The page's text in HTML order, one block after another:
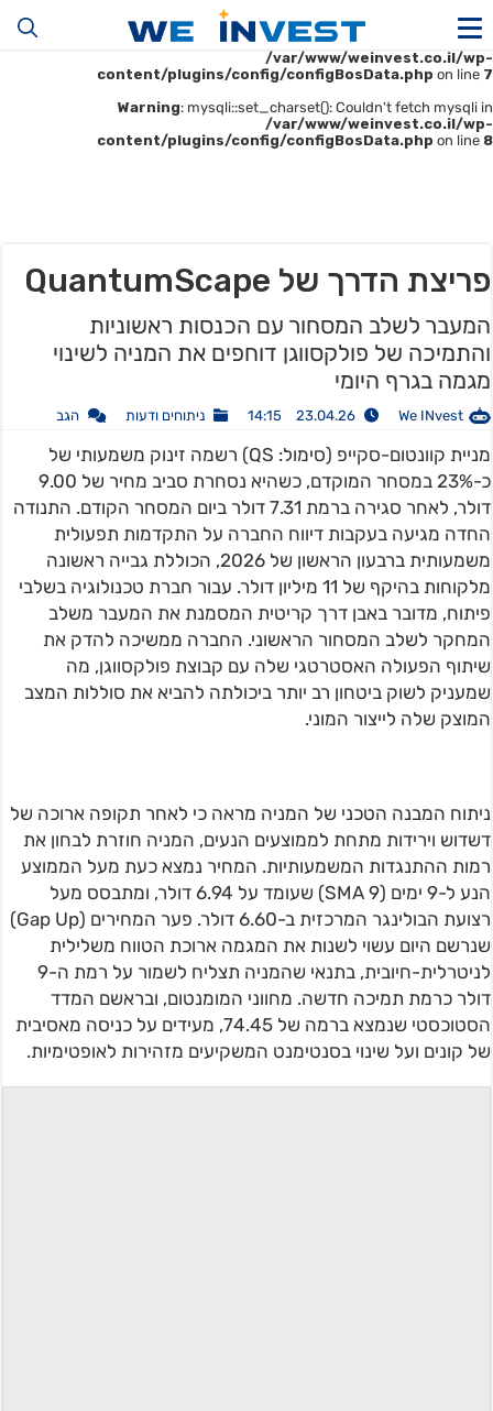
Warning
: mysqli::__construct(): (HY000/1045): Access denied for user
'u414896523_maofData'@'161.35.22.140' (using password: YES) in
/var/www/weinvest.co.il/wp-
content/plugins/config/configBosData.php on line 7
Warning: mysqli::set_charset(): Couldn't fetch mysqli in
/var/www/weinvest.co.il/wp-
content/plugins/config/configBosData.php on line 8
פריצת הדרך של QuantumScape
המעבר לשלב המסחור עם הכנסות ראשוניות
והתמיכה של פולקסווגן דוחפים את המניה לשינוי
מגמה בגרף היומי
We INvest
23.04.26 14:15 ניתוחים ודעות הגב
מניית קוונטום-סקייפ (סימול: QS) רשמה זינוק משמעותי של
כ-23% במסחר המוקדם, כשהיא נסחרת סביב מחיר של 9.00
דולר, לאחר סגירה ברמת 7.31 דולר ביום המסחר הקודם. התנודה
החדה מגיעה בעקבות דיווח החברה על התקדמות תפעולית
משמעותית ברבעון הראשון של 2026, הכוללת גבייה ראשונה
מלקוחות בהיקף של 11 מיליון דולר. עבור חברת טכנולוגיה בשלבי
פיתוח, מדובר באבן דרך קריטית המסמנת את המעבר משלב
המחקר לשלב המסחור הראשוני. החברה ממשיכה להדק את
שיתוף הפעולה האסטרטגי שלה עם קבוצת פולקסווגן, מה
שמעניק לשוק ביטחון רב יותר ביכולתה להביא את סוללות המצב
המוצק שלה לייצור המוני.
ניתוח המבנה הטכני של המניה מראה כי לאחר תקופה ארוכה של
דשדוש וירידות מתחת לממוצעים הנעים, המניה חוזרת לבחון את
רמות ההתנגדות המשמעותיות. המחיר נמצא כעת מעל הממוצע
הנע ל-9 ימים (SMA 9) שעומד על 6.94 דולר, ומתבסס מעל
רצועת הבולינגר המרכזית ב-6.60 דולר. פער המחירים (Gap Up)
שנרשם היום עשוי לשנות את המגמה ארוכת הטווח משלילית
לניטרלית-חיובית, בתנאי שהמניה תצליח לשמור על רמת ה-9
דולר כרמת תמיכה חדשה. מחווני המומנטום, ובראשם המדד
הסטוכסטי שנמצא ברמה של 74.45, מעידים על כניסה מאסיבית
של קונים ועל שינוי בסנטימנט המשקיעים מזהירות לאופטימיות.